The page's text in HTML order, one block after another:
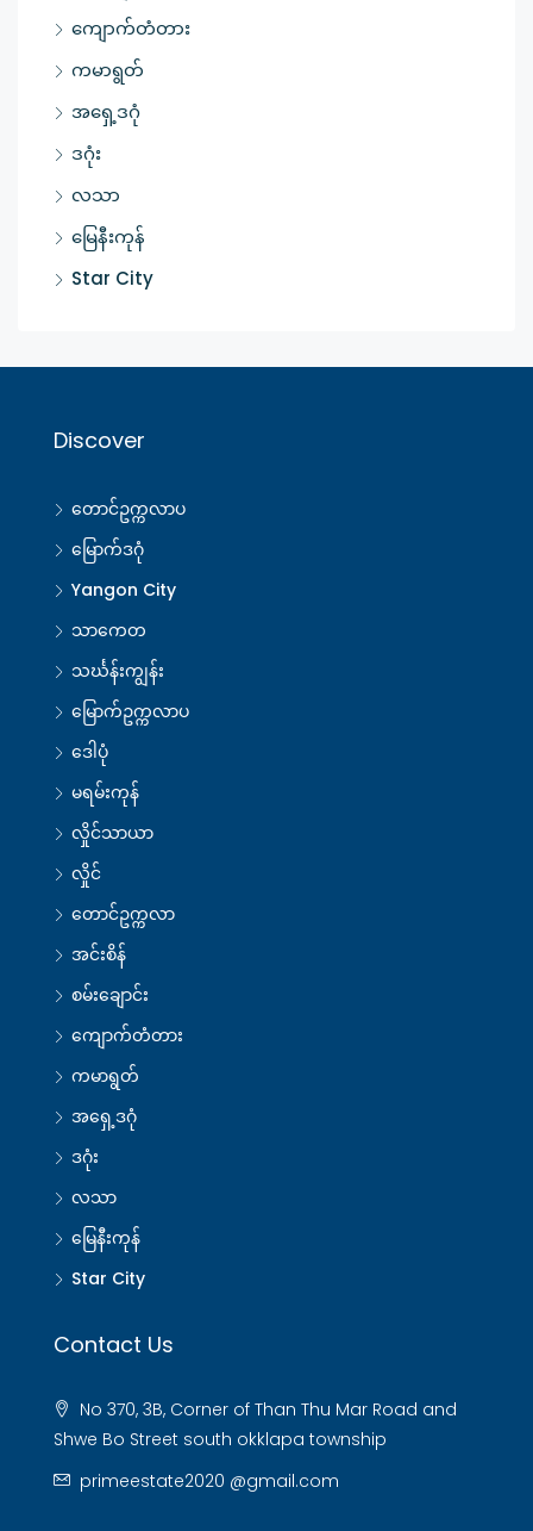
ကျောက်တံတား
ကမာရွတ်
အရှေ့ဒဂုံ
ဒဂုံး
လသာ
မြေနီးကုန်
Star City
Discover
တောင်ဥက္ကလာပ
မြောက်ဒဂုံ
Yangon City
သာကေတ
သင်္ဃန်းကျွန်း
မြောက်ဥက္ကလာပ
ဒေါပုံ
မရမ်းကုန်
လှိုင်သာယာ
လှိုင်
တောင်ဥက္ကလာ
အင်းစိန်
စမ်းချောင်း
ကျောက်တံတား
ကမာရွတ်
အရှေ့ဒဂုံ
ဒဂုံး
လသာ
မြေနီးကုန်
Star City
Contact Us
No 370, 3B, Corner of Than Thu Mar Road and
Shwe Bo Street south okklapa township
primeestate2020 @gmail.com